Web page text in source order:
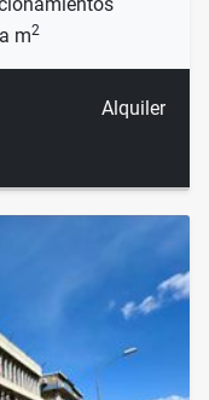
m2
Alquiler